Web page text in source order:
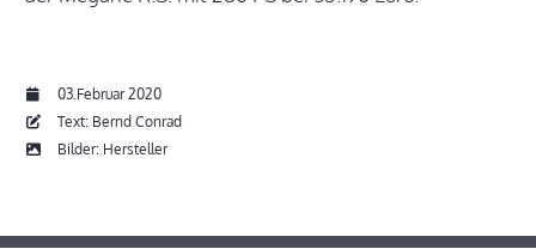
03.Februar 2020
Text: Bernd Conrad
Bilder: Hersteller